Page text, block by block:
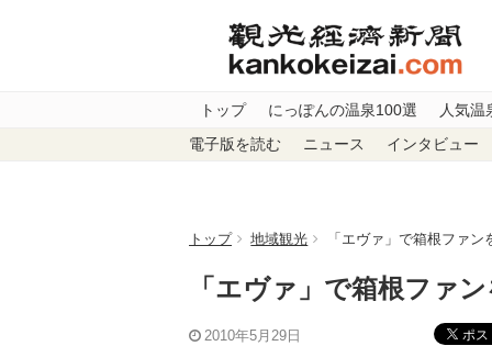
トップ にっぽんの温泉100選 人気温
電子版を読む ニュース インタビュー
トップ 地域観光 「エヴァ」で箱根ファン
「エヴァ」で箱根ファ
2010年5月29日 ポス